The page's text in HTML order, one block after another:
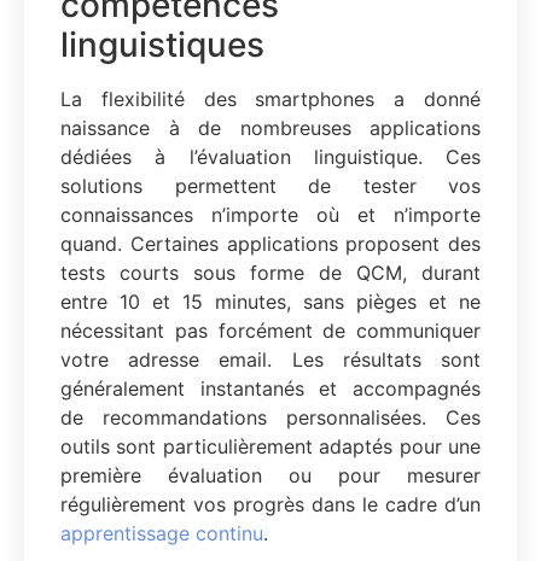
linguistiques
La flexibilité des smartphones a donné
naissance à de nombreuses applications
dédiées à l’évaluation linguistique. Ces
solutions permettent de tester vos
connaissances n’importe où et n’importe
quand. Certaines applications proposent des
tests courts sous forme de QCM, durant
entre 10 et 15 minutes, sans pièges et ne
nécessitant pas forcément de communiquer
votre adresse email. Les résultats sont
généralement instantanés et accompagnés
de recommandations personnalisées. Ces
outils sont particulièrement adaptés pour une
première évaluation ou pour mesurer
régulièrement vos progrès dans le cadre d’un
apprentissage continu.